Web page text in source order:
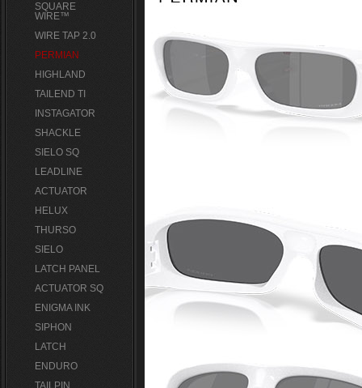
SQUARE
WIRE™
WIRE TAP 2.0
PERMIAN
HIGHLAND
TAILEND TI
INSTAGATOR
SHACKLE
SIELO SQ
LEADLINE
ACTUATOR
HELUX
THURSO
SIELO
LATCH PANEL
ACTUATOR SQ
ENIGMA INK
SIPHON
LATCH
ENDURO
TAILPIN